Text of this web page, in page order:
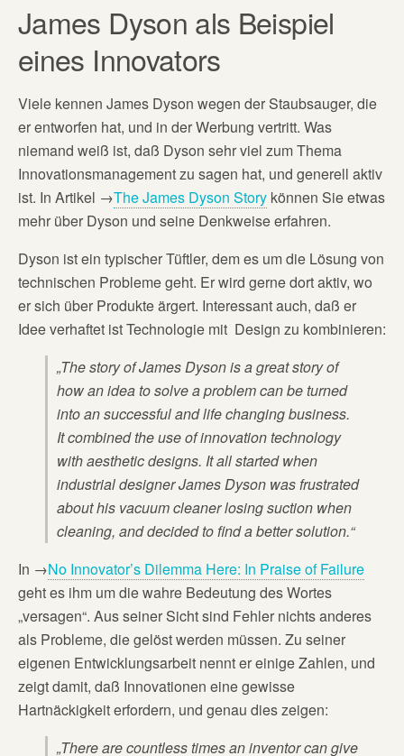
James Dyson als Beispiel
eines Innovators
Viele kennen James Dyson wegen der Staubsauger, die
er entworfen hat, und in der Werbung vertritt. Was
niemand weiß ist, daß Dyson sehr viel zum Thema
Innovationsmanagement zu sagen hat, und generell aktiv
ist. In Artikel →The James Dyson Story können Sie etwas
mehr über Dyson und seine Denkweise erfahren.
Dyson ist ein typischer Tüftler, dem es um die Lösung von
technischen Probleme geht. Er wird gerne dort aktiv, wo
er sich über Produkte ärgert. Interessant auch, daß er
Idee verhaftet ist Technologie mit Design zu kombinieren:
„The story of James Dyson is a great story of
how an idea to solve a problem can be turned
into an successful and life changing business.
It combined the use of innovation technology
with aesthetic designs. It all started when
industrial designer James Dyson was frustrated
about his vacuum cleaner losing suction when
cleaning, and decided to find a better solution.“
In →No Innovator’s Dilemma Here: In Praise of Failure
geht es ihm um die wahre Bedeutung des Wortes
„versagen“. Aus seiner Sicht sind Fehler nichts anderes
als Probleme, die gelöst werden müssen. Zu seiner
eigenen Entwicklungsarbeit nennt er einige Zahlen, und
zeigt damit, daß Innovationen eine gewisse
Hartnäckigkeit erfordern, und genau dies zeigen:
„There are countless times an inventor can give